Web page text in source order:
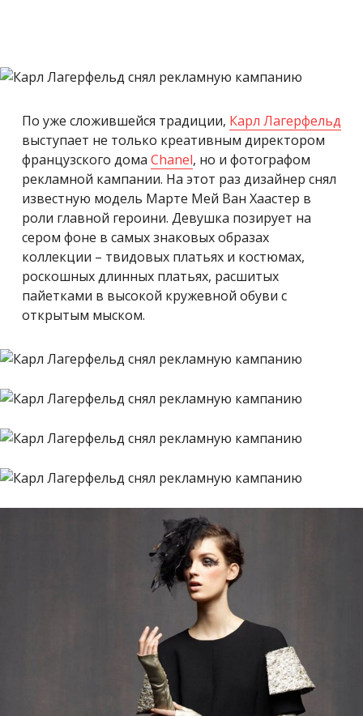
По уже сложившейся традиции, Карл Лагерфельд
выступает не только креативным директором
французского дома Chanel, но и фотографом
рекламной кампании. На этот раз дизайнер снял
известную модель Марте Мей Ван Хаастер в
роли главной героини. Девушка позирует на
сером фоне в самых знаковых образах
коллекции – твидовых платьях и костюмах,
роскошных длинных платьях, расшитых
пайетками в высокой кружевной обуви с
открытым мыском.